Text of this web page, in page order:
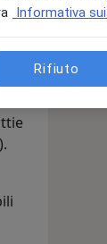
Informativa
Rifiuto